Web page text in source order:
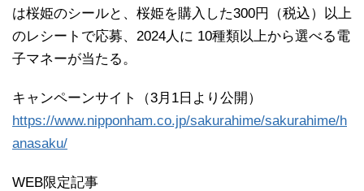
は桜姫のシールと、桜姫を購入した300円（税込）以上
のレシートで応募、2024人に 10種類以上から選べる電
子マネーが当たる。
キャンペーンサイト（3月1日より公開）
https://www.nipponham.co.jp/sakurahime/sakurahime/h
anasaku/
WEB限定記事